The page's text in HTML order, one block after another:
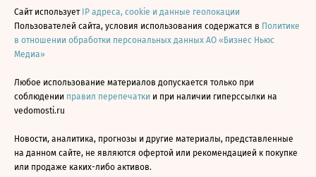
Сайт использует IP адреса, cookie и данные геолокации
Пользователей сайта, условия использования содержатся в Политике
в отношении обработки персональных данных АО «Бизнес Ньюс
Медиа»
Любое использование материалов допускается только при
соблюдении правил перепечатки и при наличии гиперссылки на
vedomosti.ru
Новости, аналитика, прогнозы и другие материалы, представленные
на данном сайте, не являются офертой или рекомендацией к покупке
или продаже каких-либо активов.